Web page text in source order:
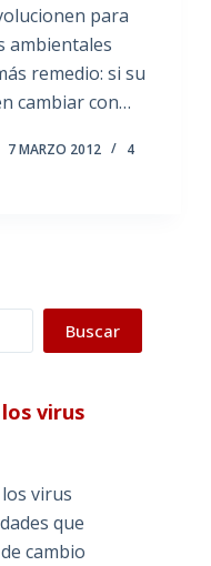
para
ambientales
remedio: si su
cambiar con…
7 MARZO 2012
4
Buscar
virus
virus
que
cambio